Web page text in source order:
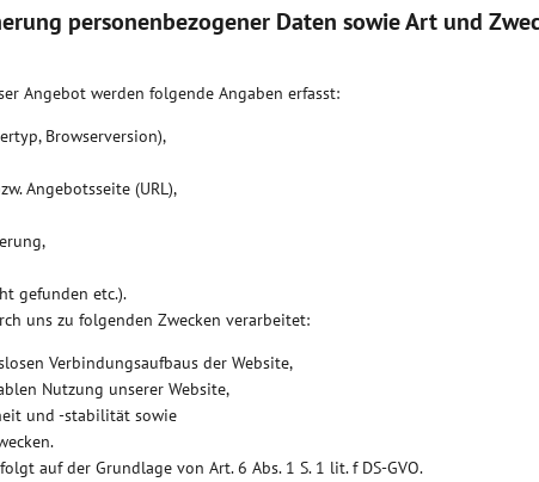
personenbezogener Daten sowie Art und
Angebot werden folgende Angaben erfasst:
Browserversion),
Angebotsseite (URL),
gefunden etc.).
uns zu folgenden Zwecken verarbeitet:
Verbindungsaufbaus der Website,
Nutzung unserer Website,
und -stabilität sowie
auf der Grundlage von Art. 6 Abs. 1 S. 1 lit. f DS-GVO.